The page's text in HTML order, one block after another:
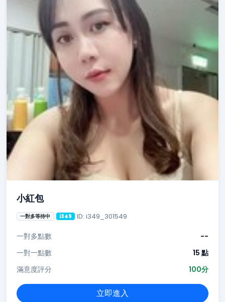
小紅包
一對多等待中 i349 ID: i349_301549
一對多點數
--
一對一點數
15 點
滿意度評分
100分
立即進入